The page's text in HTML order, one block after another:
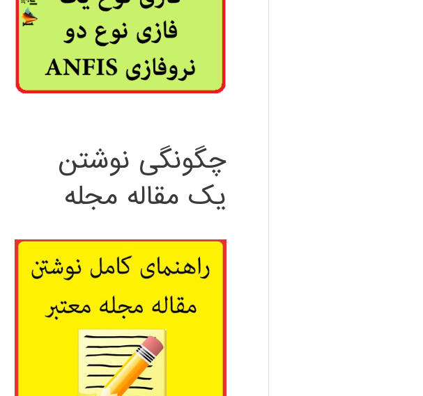
چگونگی نوشتن
یک مقاله مجله